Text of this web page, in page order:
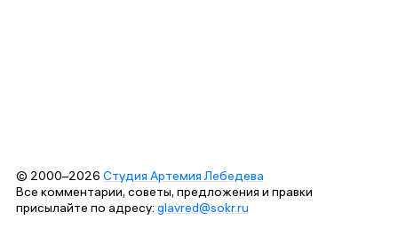
© 2000–2026 Студия Артемия Лебедева
Все комментарии, советы, предложения и правки
присылайте по адресу: glavred@sokr.ru